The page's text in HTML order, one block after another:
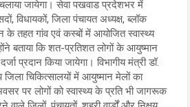
जायेगा। सेवा पखवाड प्रदेशभर में
विधायकों, जिला पंचायत अध्यक्ष, ब्लॉक
के तहत गांव एवं कस्बों में आयोजित स्वास्थ्य
बताया कि शत-प्रतिशत लोगों के आयुष्मान
प्रदान किया जायेगा। विभागीय मंत्री डॉ.
चिकित्सालयों में आयुष्मान मेलों का
पर लोगों को स्वास्थ्य के प्रति भी जागरूक